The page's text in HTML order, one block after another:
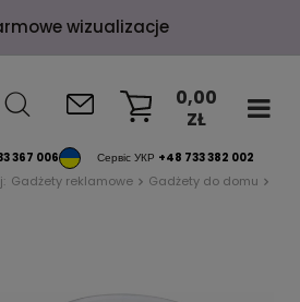
wizualizacje
367 006 Сервіс УКР +48 733 382 002
0,00
ZŁ
Gadżety reklamowe Gadżety do domu